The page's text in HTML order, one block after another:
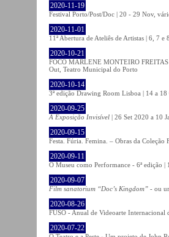
2020-11-19
Festival Porto/Post/Doc | 20 - 29 Nov,
2020-11-01
11ª Abertura de Ateliês de Artistas | 6, 7
2020-10-21
FOCO MARLENE MONTEIRO
Out, Teatro Municipal do Porto
2020-10-14
3ª edição Drawing Room Lisboa | 14 a
2020-09-25
A Exposição Invisível | 26 Set 2020 a 10
2020-09-15
Festa. Fúria. Femina. – Obras da
2020-09-11
O Museu como Performance - 6ª edição
2020-09-07
Film sanatorium “Doc’s Kingdom” - ou
2020-08-26
FUSO - Anual de Videoarte Internacional
2020-07-22